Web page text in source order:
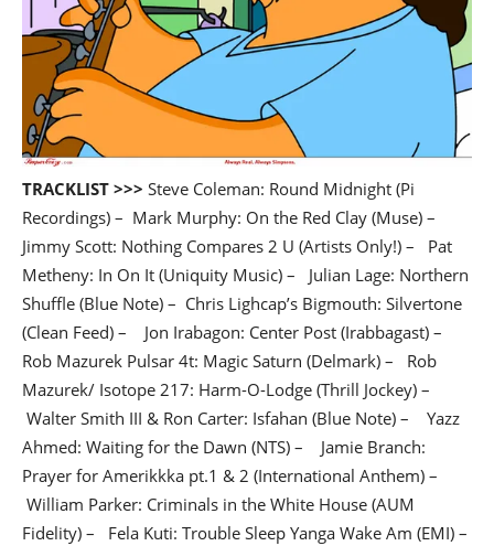
TRACKLIST >>> Steve Coleman: Round Midnight (Pi
Recordings) – Mark Murphy: On the Red Clay (Muse) –
Jimmy Scott: Nothing Compares 2 U (Artists Only!) – Pat
Metheny: In On It (Uniquity Music) – Julian Lage: Northern
Shuffle (Blue Note) – Chris Lighcap’s Bigmouth: Silvertone
(Clean Feed) – Jon Irabagon: Center Post (Irabbagast) –
Rob Mazurek Pulsar 4t: Magic Saturn (Delmark) – Rob
Mazurek/ Isotope 217: Harm-O-Lodge (Thrill Jockey) –
Walter Smith III & Ron Carter: Isfahan (Blue Note) – Yazz
Ahmed: Waiting for the Dawn (NTS) – Jamie Branch:
Prayer for Amerikkka pt.1 & 2 (International Anthem) –
William Parker: Criminals in the White House (AUM
Fidelity) – Fela Kuti: Trouble Sleep Yanga Wake Am (EMI) –